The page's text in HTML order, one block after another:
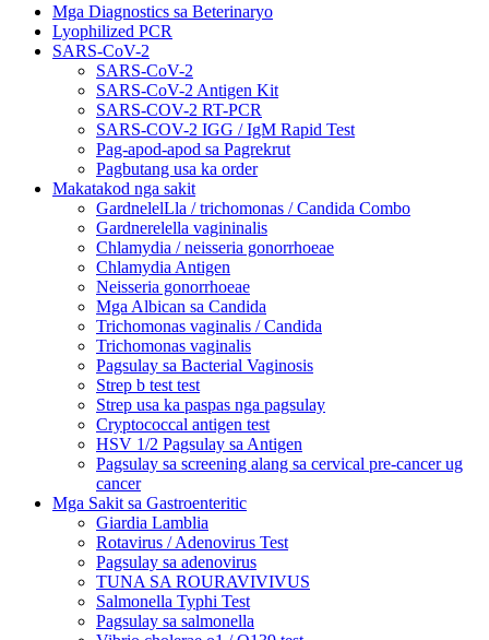
Mga Diagnostics sa Beterinaryo
Lyophilized PCR
SARS-CoV-2
SARS-CoV-2
SARS-CoV-2 Antigen Kit
SARS-COV-2 RT-PCR
SARS-COV-2 IGG / IgM Rapid Test
Pag-apod-apod sa Pagrekrut
Pagbutang usa ka order
Makatakod nga sakit
GardnelelLla / trichomonas / Candida Combo
Gardnerelella vagininalis
Chlamydia / neisseria gonorrhoeae
Chlamydia Antigen
Neisseria gonorrhoeae
Mga Albican sa Candida
Trichomonas vaginalis / Candida
Trichomonas vaginalis
Pagsulay sa Bacterial Vaginosis
Strep b test test
Strep usa ka paspas nga pagsulay
Cryptococcal antigen test
HSV 1/2 Pagsulay sa Antigen
Pagsulay sa screening alang sa cervical pre-cancer ug
cancer
Mga Sakit sa Gastroenteritic
Giardia Lamblia
Rotavirus / Adenovirus Test
Pagsulay sa adenovirus
TUNA SA ROURAVIVIVUS
Salmonella Typhi Test
Pagsulay sa salmonella